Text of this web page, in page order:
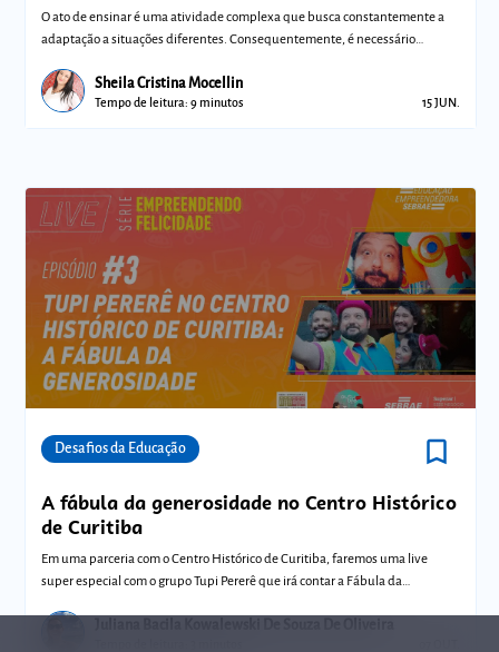
O ato de ensinar é uma atividade complexa que busca constantemente a
adaptação a situações diferentes. Consequentemente, é necessário
Sheila Cristina Mocellin
Tempo de leitura: 9 minutos 15 JUN.
Desafios da Educação bookmark_border
A fábula da generosidade no Centro Histórico
de Curitiba
Em uma parceria com o Centro Histórico de Curitiba, faremos uma live
super especial com o grupo Tupi Pererê que irá contar a Fábula da